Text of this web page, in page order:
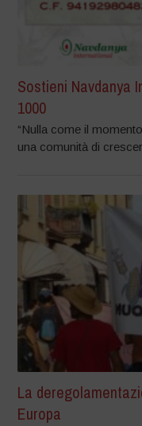
Sostieni Navdanya
1000
“Nulla come il
una comunità di
La
Europa